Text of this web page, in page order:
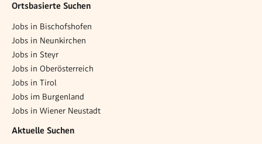
Ortsbasierte Suchen
Jobs in Bischofshofen
Jobs in Neunkirchen
Jobs in Steyr
Jobs in Oberösterreich
Jobs in Tirol
Jobs im Burgenland
Jobs in Wiener Neustadt
Aktuelle Suchen